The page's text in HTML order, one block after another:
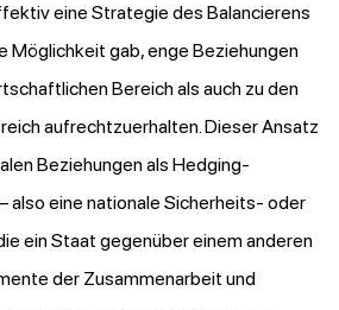
eine Strategie des Balancierens
Möglichkeit gab, enge Beziehungen
Bereich als auch zu den
aufrechtzuerhalten. Dieser Ansatz
Beziehungen als Hedging-
also eine nationale Sicherheits- oder
ein Staat gegenüber einem anderen
der Zusammenarbeit und